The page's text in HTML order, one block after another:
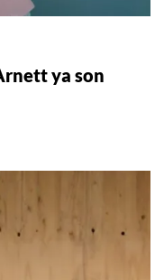
ya son